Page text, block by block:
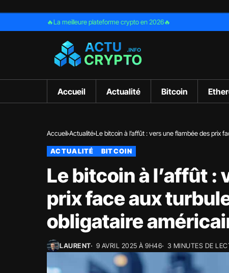
🔥La meilleure plateforme crypto en 2026🔥
Accueil Actualité Bitcoin
Accueil Actualité Le bitcoin à l’affût : vers une flambée des prix
ACTUALITÉ BITCOIN
Le bitcoin à l’affût :
prix face aux
obligataire
LAURENT 9 AVRIL 2025 À 9H46 3 MINUTES DE